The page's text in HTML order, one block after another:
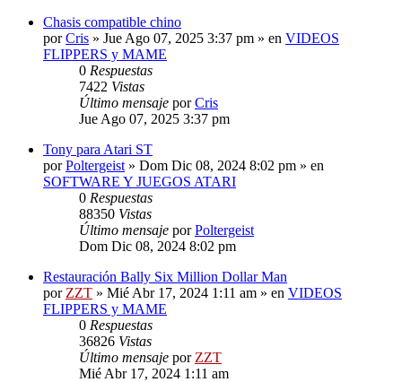
Chasis compatible chino
porCris » Jue Ago 07, 2025 3:37 pm » en VIDEOS
FLIPPERS y MAME
0 Respuestas
7422 Vistas
Último mensaje porCris
Jue Ago 07, 2025 3:37 pm
Tony para Atari ST
porPoltergeist » Dom Dic 08, 2024 8:02 pm » en
SOFTWARE Y JUEGOS ATARI
0 Respuestas
88350 Vistas
Último mensaje porPoltergeist
Dom Dic 08, 2024 8:02 pm
Restauración Bally Six Million Dollar Man
por ZZT » Mié Abr 17, 2024 1:11 am » en VIDEOS
FLIPPERS y MAME
0 Respuestas
36826 Vistas
Último mensaje por ZZT
Mié Abr 17, 2024 1:11 am